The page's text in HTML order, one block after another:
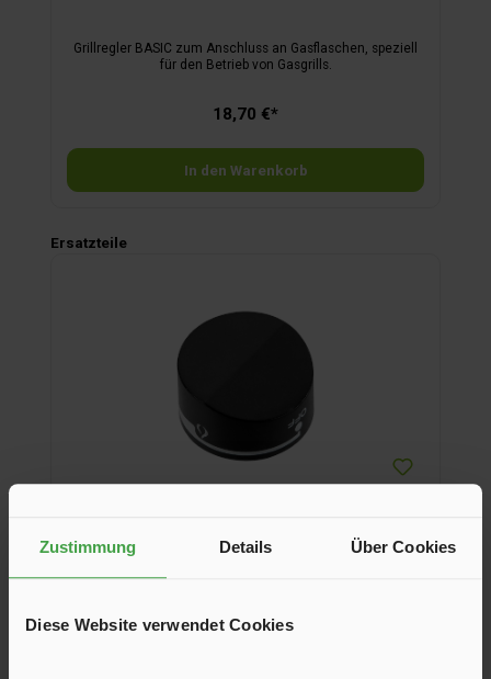
Zustimmung Details Über Cookies
Diese Website verwendet Cookies
Grillregler BASIC zum Anschluss an Gasflaschen, speziell
für den Betrieb von Gasgrills.
18,70 €*
In den Warenkorb
Produktgalerie überspringen
Ersatzteile
Reglerknopf für 2-Cook 2 Kocher.